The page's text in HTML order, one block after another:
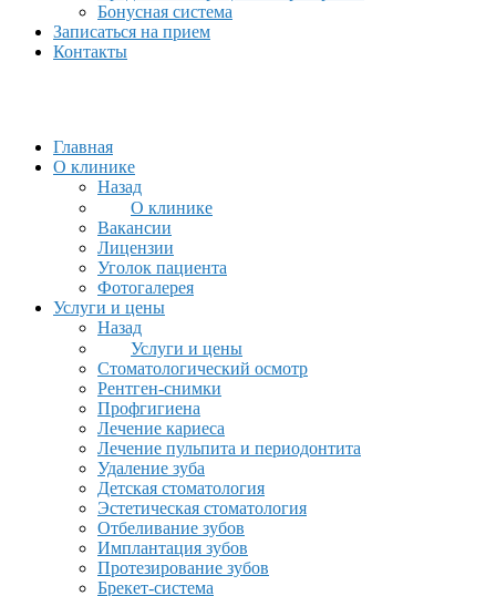
Бонусная система
Записаться на прием
Контакты
Главная
О клинике
Назад
О клинике
Вакансии
Лицензии
Уголок пациента
Фотогалерея
Услуги и цены
Назад
Услуги и цены
Стоматологический осмотр
Рентген-снимки
Профгигиена
Лечение кариеса
Лечение пульпита и периодонтита
Удаление зуба
Детская стоматология
Эстетическая стоматология
Отбеливание зубов
Имплантация зубов
Протезирование зубов
Брекет-система